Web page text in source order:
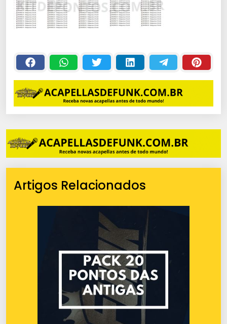
Artigos Relacionados